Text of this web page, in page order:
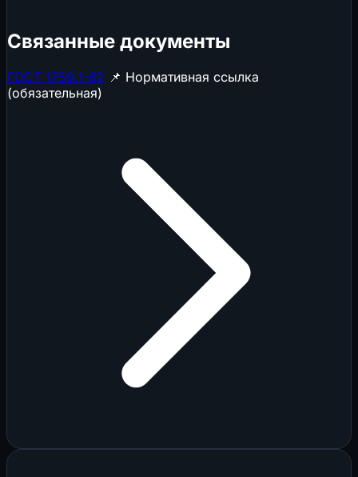
Связанные документы
ГОСТ 1759.1-82 📌 Нормативная ссылка
(обязательная)